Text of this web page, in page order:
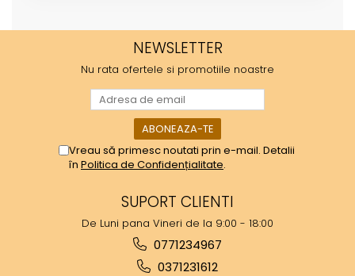
NEWSLETTER
Nu rata ofertele si promotiile noastre
Vreau să primesc noutati prin e-mail. Detalii
în Politica de Confidențialitate.
SUPORT CLIENTI
De Luni pana Vineri de la 9:00 - 18:00
0771234967
0371231612